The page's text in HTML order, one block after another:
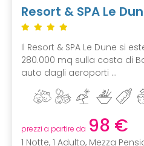
Resort & SPA Le
Il Resort & SPA Le Dune si
280.000 mq sulla costa di
auto dagli aeroporti ...
prezzi a partire da 98 €
1 Notte, 1 Adulto, Mezza